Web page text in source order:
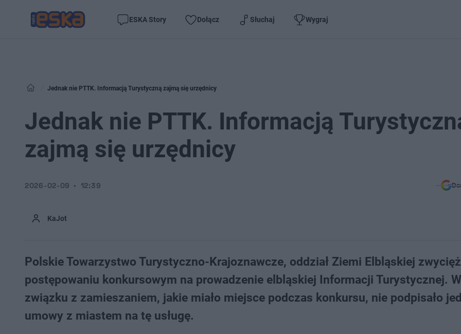
ESKA Story Dołącz Słuchaj Wygraj
Jednak nie PTTK. Informacją Turystyczną zajmą się urzędnicy
Jednak nie PTTK. Informacją
zajmą się urzędnicy
KaJot
2026-02-09 12:39
Polskie Towarzystwo Turystyczno-Krajoznawcze, oddział Ziemi Elbląskiej
postępowaniu konkursowym na prowadzenie elbląskiej Informacji Turystycznej. W
związku z zamieszaniem, jakie miało miejsce podczas konkursu, nie podpisało
umowy z miastem na tę usługę.